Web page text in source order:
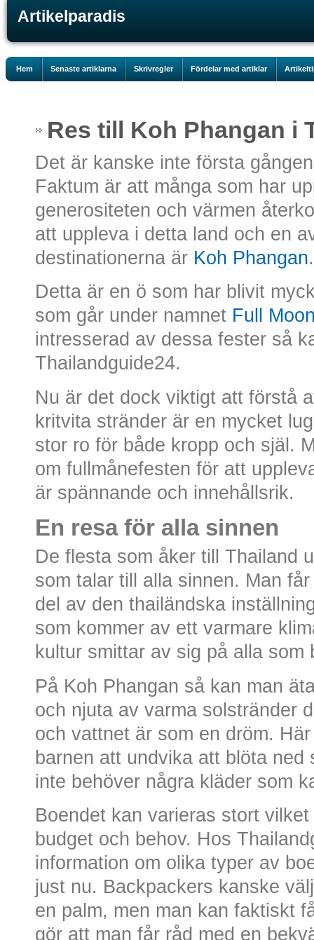
Artikelparadis
Hem Senaste artiklarna Skrivregler Fördelar med artiklar
Res till Koh Phangan i
Det är kanske inte första
Faktum är att många som har
generositeten och värmen
att uppleva i detta land och en
destinationerna är Koh Phangan.
Detta är en ö som har blivit
som går under namnet Full
intresserad av dessa fester så
Thailandguide24.
Nu är det dock viktigt att förstå
kritvita stränder är en mycket
stor ro för både kropp och själ.
om fullmånefesten för att
är spännande och innehållsrik.
En resa för alla sinnen
De flesta som åker till Thailand
som talar till alla sinnen. Man
del av den thailändska
som kommer av ett varmare
kultur smittar av sig på alla som
På Koh Phangan så kan man
och njuta av varma solstränder
och vattnet är som en dröm.
barnen att undvika att blöta
inte behöver några kläder som
Boendet kan varieras stort
budget och behov. Hos
information om olika typer av
just nu. Backpackers kanske
en palm, men man kan faktiskt
gör att man får råd med en